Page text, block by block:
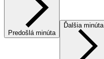
Predošlá minúta
Ďalšia minúta